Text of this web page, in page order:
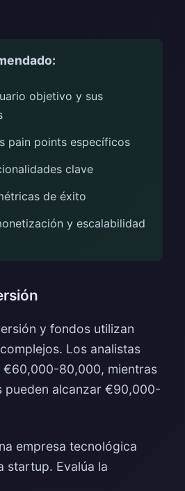
objetivo y sus
pain points específicos
clave
de éxito
y escalabilidad
y fondos utilizan
Los analistas
€60,000-80,000, mientras
pueden alcanzar €90,000-
empresa tecnológica
startup. Evalúa la